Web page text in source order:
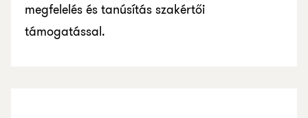
megfelelés és tanúsítás szakértői
támogatással.